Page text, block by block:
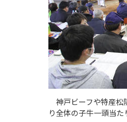
神戸ビーフや特産松
り全体の子牛一頭当